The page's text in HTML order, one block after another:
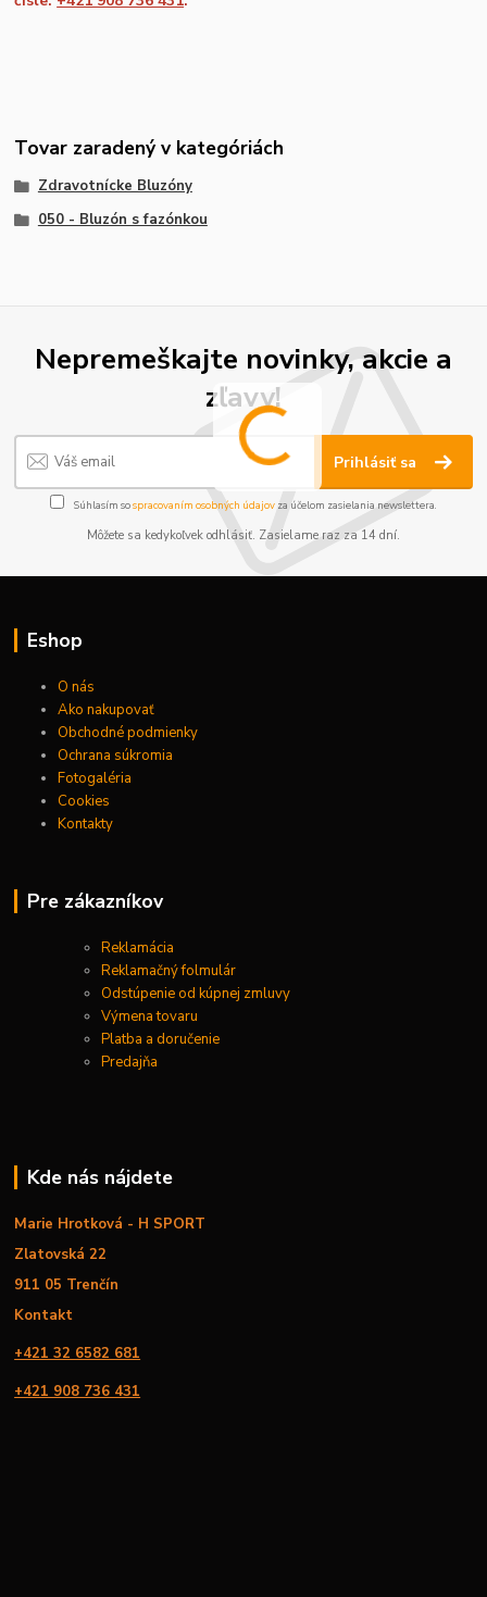
Tovar zaradený v kategóriách
Zdravotnícke Bluzóny
050 - Bluzón s fazónkou
Nepremeškajte novinky, akcie a
zľavy!
Prihlásiť sa
Súhlasím sospracovaním osobných údajov za účelom zasielania newslettera.
Môžete sa kedykoľvek odhlásiť. Zasielame raz za 14 dní.
Eshop
O nás
Ako nakupovať
Obchodné podmienky
Ochrana súkromia
Fotogaléria
Cookies
Kontakty
Pre zákazníkov
Reklamácia
Reklamačný folmulár
Odstúpenie od kúpnej zmluvy
Výmena tovaru
Platba a doručenie
Predajňa
Kde nás nájdete
Marie Hrotková - H SPORT
Zlatovská 22
911 05 Trenčín
Kontakt
+421 32 6582 681
+421 908 736 431